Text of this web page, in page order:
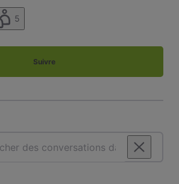
5
Suivre